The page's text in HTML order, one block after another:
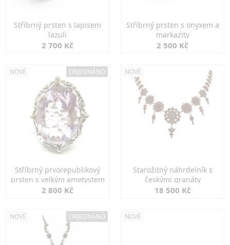
Stříbrný prsten s lapisem
lazuli
2 700 Kč
Stříbrný prsten s onyxem a
markazity
2 500 Kč
NOVÉ OBJEDNÁNO
Stříbrný prvorepublikový
prsten s velkým ametystem
2 800 Kč
NOVÉ
Starožitný náhrdelník s
českými granáty
18 500 Kč
NOVÉ OBJEDNÁNO NOVÉ